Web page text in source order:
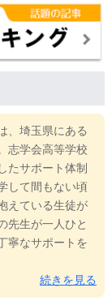
、埼玉県にある
志学会高等学校
たサポート体制
して間もない頃
えている生徒が
先生が一人ひと
寧なサポートを
続きを見る